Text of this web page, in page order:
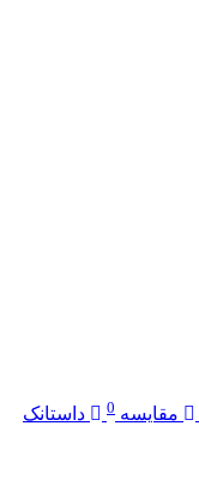
مقایسه 0 داستانک